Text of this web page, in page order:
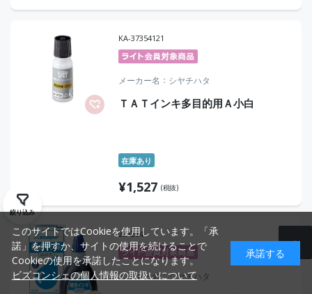
KA-37354121
メーカー名 シヤチハタ
ＴＡＴインキ多目的用Ａ小白
在庫あり
¥1,527 (税抜)
221254
メーカー名 シヤチハタ
絞り込み
このサイトではCookieを使用しています。「承
諾」を押すか、サイトの使用を続けることで
Cookieの使用を承諾したことになります。
ビズコンシェの個人情報の取扱いについて
承諾する